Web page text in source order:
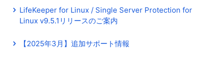
LifeKeeper for Linux / Single Server Protection for
Linux v9.5.1リリースのご案内
【2025年3月】追加サポート情報